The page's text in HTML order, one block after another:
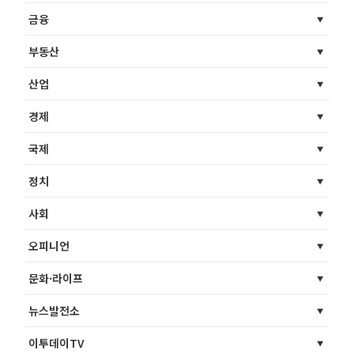
금융
부동산
산업
경제
국제
정치
사회
오피니언
문화·라이프
뉴스발전소
이투데이TV